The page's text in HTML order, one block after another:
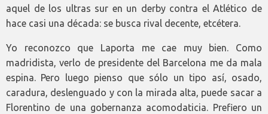
aquel de los ultras sur en un derby contra el Atlético de
hace casi una década: se busca rival decente, etcétera.
Yo reconozco que Laporta me cae muy bien. Como
madridista, verlo de presidente del Barcelona me da mala
espina. Pero luego pienso que sólo un tipo así, osado,
caradura, deslenguado y con la mirada alta, puede sacar a
Florentino de una gobernanza acomodaticia. Prefiero un